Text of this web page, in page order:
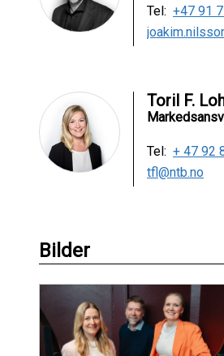
Tel: +47 91
Toril F.
Tel: + 47 92
tfl@ntb.no
Bilder